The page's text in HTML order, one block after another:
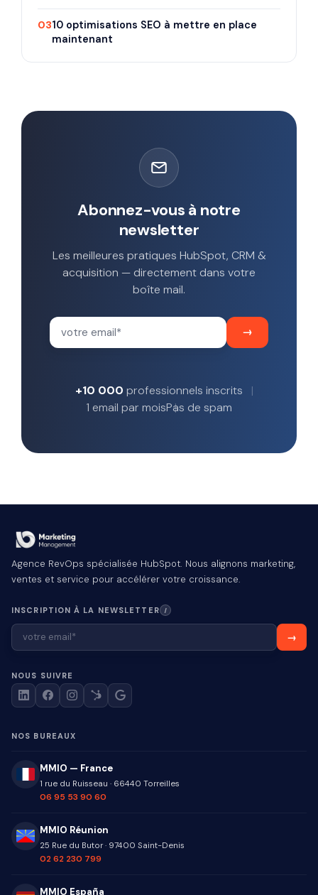
0310 optimisations SEO à mettre en place
maintenant
Abonnez-vous à notre
newsletter
Les meilleures pratiques HubSpot, CRM &
acquisition — directement dans votre
boîte mail.
+10 000 professionnels inscrits
1 email par moisPas de spam
Agence RevOps spécialisée HubSpot. Nous alignons marketing,
ventes et service pour accélérer votre croissance.
INSCRIPTION À LA NEWSLETTER I
NOUS SUIVRE
NOS BUREAUX
MMIO — France
1 rue du Ruisseau · 66440 Torreilles
06 95 53 90 60
MMIO Réunion
25 Rue du Butor· 97400 Saint-Denis
02 62 230 799
MMIO España